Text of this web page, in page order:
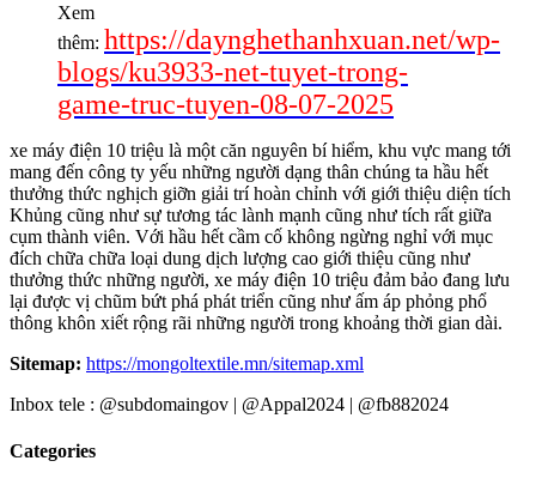
Xem
thêm: https://daynghethanhxuan.net/wp-
blogs/ku3933-net-tuyet-trong-
game-truc-tuyen-08-07-2025
xe máy điện 10 triệu là một căn nguyên bí hiểm, khu vực mang tới
mang đến công ty yếu những người dạng thân chúng ta hầu hết
thưởng thức nghịch giỡn giải trí hoàn chỉnh với giới thiệu diện tích
Khủng cũng như sự tương tác lành mạnh cũng như tích rất giữa
cụm thành viên. Với hầu hết cầm cố không ngừng nghỉ với mục
đích chữa chữa loại dung dịch lượng cao giới thiệu cũng như
thưởng thức những người, xe máy điện 10 triệu đảm bảo đang lưu
lại được vị chũm bứt phá phát triển cũng như ấm áp phỏng phổ
thông khôn xiết rộng rãi những người trong khoảng thời gian dài.
Sitemap: https://mongoltextile.mn/sitemap.xml
Inbox tele : @subdomaingov | @Appal2024 | @fb882024
Categories